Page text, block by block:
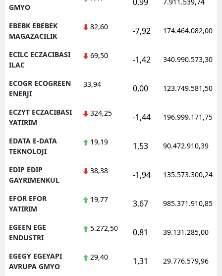
GMYO
EBEBK EBEBEK
MAGAZACILIK
82,60 -7,92 174.464.082,00
ECILC ECZACIBASI
ILAC
69,50 -1,42 340.990.573,30
ECOGR ECOGREEN
ENERJI
33,94 0,00 123.749.581,50
ECZYT ECZACIBASI
YATIRIM
324,25 -1,44 196.999.171,75
EDATA E-DATA
TEKNOLOJI
19,19 1,53 90.472.910,39
EDIP EDIP
GAYRIMENKUL
38,38 -1,94 135.573.300,24
EFOR EFOR
YATIRIM
19,77 3,67 985.371.910,85
EGEEN EGE
ENDUSTRI
5.272,50 0,81 39.131.285,00
EGEGY EGEYAPI
AVRUPA GMYO
29,40 1,31 29.776.579,96